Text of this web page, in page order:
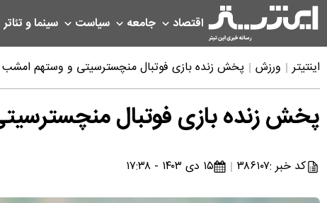
اقتصاد جامعه سیاست سینما و تئاتر
اینتیتر ورزش پخش زنده بازی فوتبال منچسترسیتی و وستهم امشب شنبه ۱۵ دی ۱۴۰۳ +
پخش زنده بازی فوتبال منچسترسیتی و وستهم امشب
کد خبر :۳۸۶۱۰۷ ۱۵ دی ۱۴۰۳ - ۱۷:۳۸